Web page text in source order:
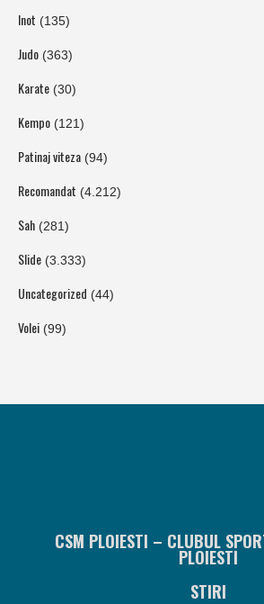
Inot (135)
Judo (363)
Karate (30)
Kempo (121)
Patinaj viteza (94)
Recomandat (4.212)
Sah (281)
Slide (3.333)
Uncategorized (44)
Volei (99)
CSM PLOIESTI – CLUBUL
PLOIESTI
STIRI